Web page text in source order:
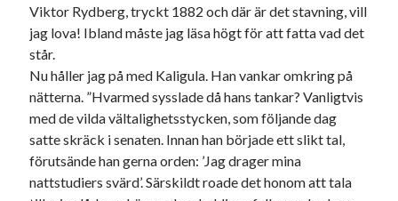
Viktor Rydberg, tryckt 1882 och där är det stavning, vill
jag lova! Ibland måste jag läsa högt för att fatta vad det
står.
Nu håller jag på med Kaligula. Han vankar omkring på
nätterna. ”Hvarmed sysslade då hans tankar? Vanligtvis
med de vilda vältalighetsstycken, som följande dag
satte skräck i senaten. Innan han började ett slikt tal,
förutsände han gerna orden: ’Jag drager mina
nattstudiers svärd’. Särskildt roade det honom att tala